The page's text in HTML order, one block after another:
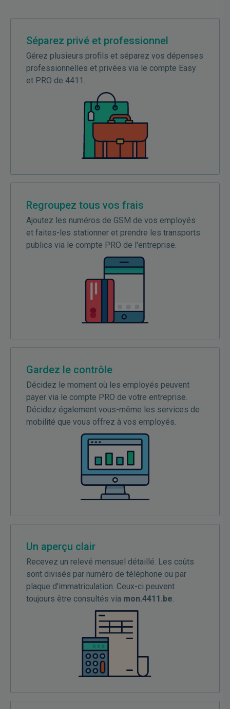
Séparez privé et professionnel
Gérez plusieurs profils et séparez vos dépenses
professionnelles et privées via le compte Easy
et PRO de 4411.
Regroupez tous vos frais
Ajoutez les numéros de GSM de vos employés
et faites-les stationner et prendre les transports
publics via le compte PRO de l'entreprise.
Gardez le contrôle
Décidez le moment où les employés peuvent
payer via le compte PRO de votre entreprise.
Décidez également vous-même les services de
mobilité que vous offrez à vos employés.
Un aperçu clair
Recevez un relevé mensuel détaillé. Les coûts
sont divisés par numéro de téléphone ou par
plaque d'immatriculation. Ceux-ci peuvent
toujours être consultés via mon.4411.be.